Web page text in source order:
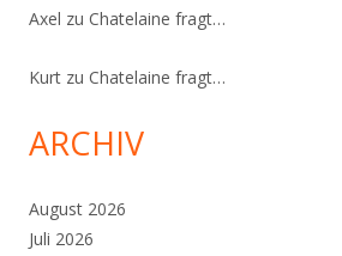
Axel zu Chatelaine fragt…
Kurt zu Chatelaine fragt…
ARCHIV
August 2026
Juli 2026